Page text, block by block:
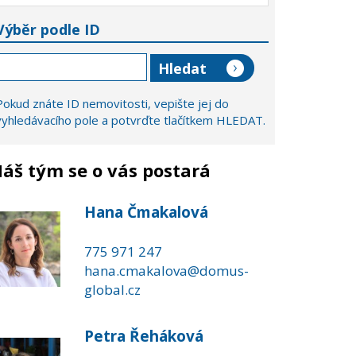
podle ID
znáte ID nemovitosti, vepište jej do
pole a potvrďte tlačítkem HLEDAT.
tým se o vás postará
Hana Čmakalová
775 971 247
hana.cmakalova@domus-
global.cz
Petra Řeháková